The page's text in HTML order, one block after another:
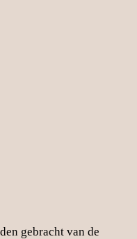
gebracht van de